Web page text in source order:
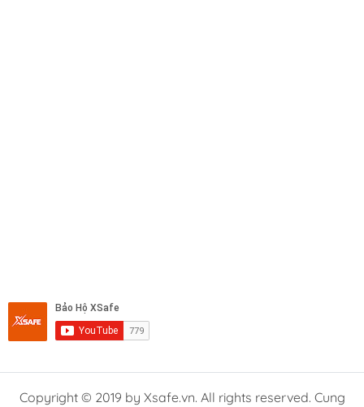
Copyright © 2019 by Xsafe.vn. All rights reserved. Cung